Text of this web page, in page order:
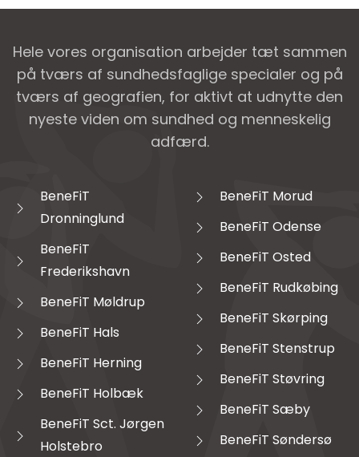
Hele vores organisation arbejder tæt sammen
på tværs af sundhedsfaglige specialer og på
tværs af geografien, for aktivt at udnytte den
nyeste viden om sundhed og menneskelig
adfærd.
BeneFiT
Dronninglund
BeneFiT
Frederikshavn
BeneFiT Møldrup
BeneFiT Hals
BeneFiT Herning
BeneFiT Holbæk
BeneFiT Sct. Jørgen
Holstebro
BeneFiT Morud
BeneFiT Odense
BeneFiT Osted
BeneFiT Rudkøbing
BeneFiT Skørping
BeneFiT Stenstrup
BeneFiT Støvring
BeneFiT Sæby
BeneFiT Søndersø